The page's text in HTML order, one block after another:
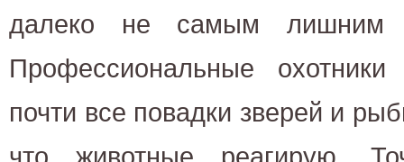
далеко не самым лишним
Профессиональные
почти все повадки зверей и